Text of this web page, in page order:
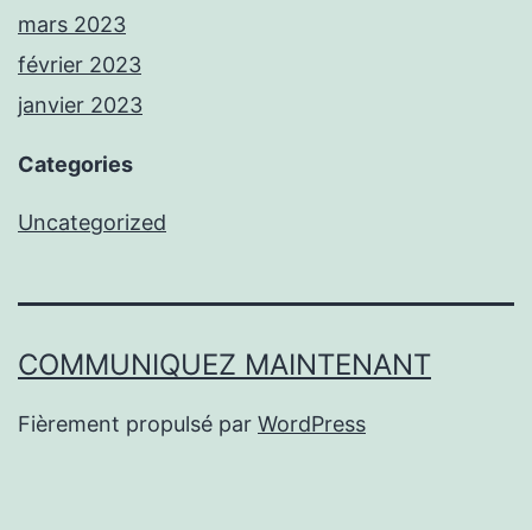
mars 2023
février 2023
janvier 2023
Categories
Uncategorized
COMMUNIQUEZ MAINTENANT
Fièrement propulsé par WordPress